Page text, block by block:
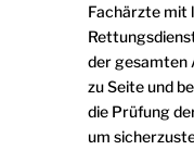
Fachärzte mit
der gesamten
zu Seite und
die Prüfung
um